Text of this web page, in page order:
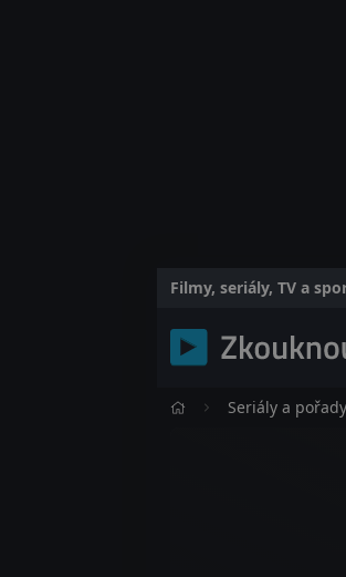
Filmy, seriály, TV a
Seriály a pořady